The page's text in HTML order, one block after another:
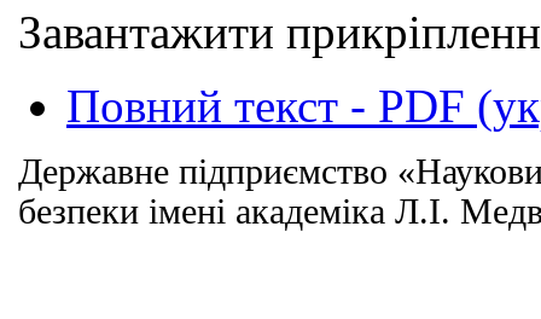
Завантажити
Повний текст - PDF
Державне підприємство
безпеки імені академіка Л.І.